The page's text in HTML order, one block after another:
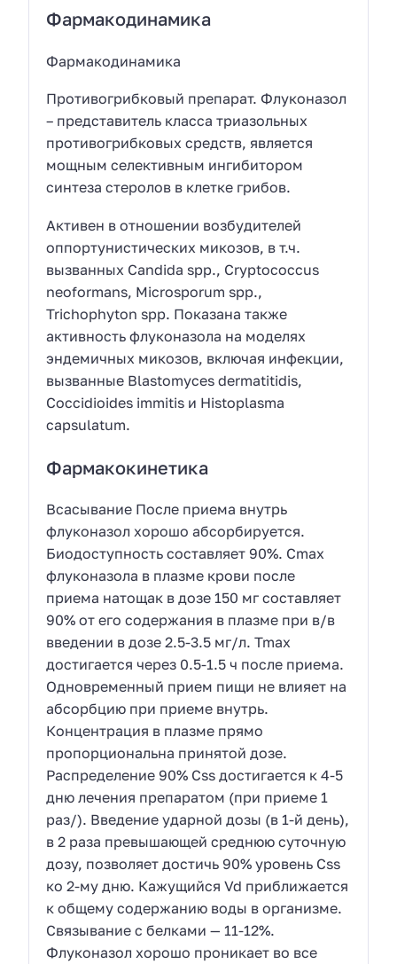
Фармакодинамика
Фармакодинамика
Противогрибковый препарат. Флуконазол
– представитель класса триазольных
противогрибковых средств, является
мощным селективным ингибитором
синтеза стеролов в клетке грибов.
Активен в отношении возбудителей
оппортунистических микозов, в т.ч.
вызванных Candida spp., Cryptococcus
neoformans, Microsporum spp.,
Trichophyton spp. Показана также
активность флуконазола на моделях
эндемичных микозов, включая инфекции,
вызванные Blastomyces dermatitidis,
Coccidioides immitis и Histoplasma
capsulatum.
Фармакокинетика
Всасывание После приема внутрь
флуконазол хорошо абсорбируется.
Биодоступность составляет 90%. Cmax
флуконазола в плазме крови после
приема натощак в дозе 150 мг составляет
90% от его содержания в плазме при в/в
введении в дозе 2.5-3.5 мг/л. Tmax
достигается через 0.5-1.5 ч после приема.
Одновременный прием пищи не влияет на
абсорбцию при приеме внутрь.
Концентрация в плазме прямо
пропорциональна принятой дозе.
Распределение 90% Css достигается к 4-5
дню лечения препаратом (при приеме 1
раз/). Введение ударной дозы (в 1-й день),
в 2 раза превышающей среднюю суточную
дозу, позволяет достичь 90% уровень Css
ко 2-му дню. Кажущийся Vd приближается
к общему содержанию воды в организме.
Связывание с белками — 11-12%.
Флуконазол хорошо проникает во все